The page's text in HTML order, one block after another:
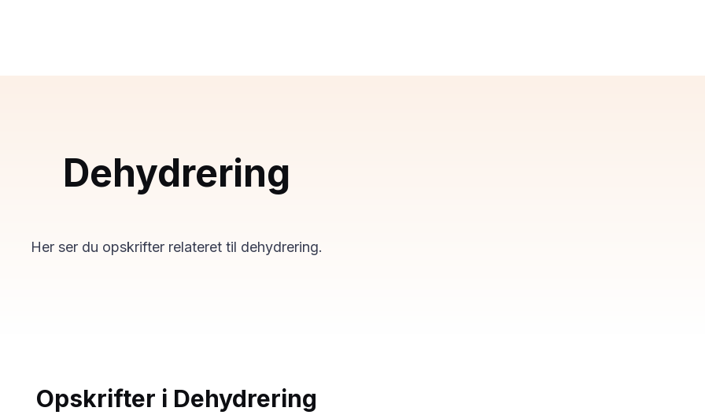
Dehydrering
Her ser du opskrifter relateret til dehydrering.
Opskrifter i Dehydrering